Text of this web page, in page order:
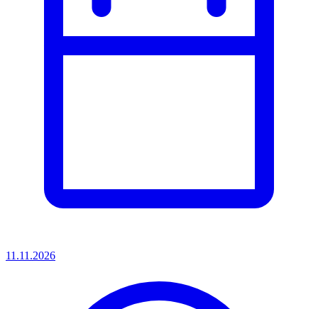
11.11.2026